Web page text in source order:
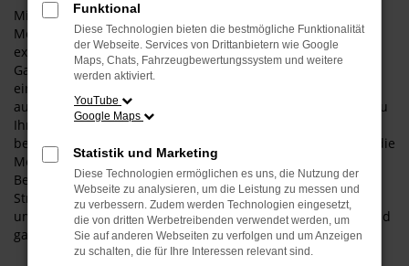
Mit einem Hyundai KONA Neuwagen gehen Sie für Ihre
Mobilität in Deggendorf auf Nummer sicher und steigen in
exakt das Fahrzeug, das Ihnen zusagt. Was das bedeutet?
Ganz konkret, dass wir Sie umfangreich beraten und zudem
einen Konfigurator anbieten. Entsprechend wählen Sie wie
aus einer „Speisekarte“ all die Extras und Ausstattung, die zu
Ihnen und zu Deggendorf passt. Darüber hinaus haben Sie
bei einem Hyundai KONA Neuwagen auch die Möglichkeit, die
Motorisierung und die Lackfarbe individuell festzulegen.
Bevor Sie in Ihr persönliches Modell steigen und auf den
Straßen von Deggendorf durchstarten, beraten wir Sie
umfangreich und stellen sicher, dass Ihre Wahl auch voll und
ganz zu Ihrem Fahrprofil passt.
Funktional
Diese Technologien bieten die bestmögliche Funktionalität
der Webseite. Services von Drittanbietern wie Google
Maps, Chats, Fahrzeugbewertungssystem und weitere
werden aktiviert.
YouTube
Google Maps
Statistik und Marketing
Diese Technologien ermöglichen es uns, die Nutzung der
Webseite zu analysieren, um die Leistung zu messen und
zu verbessern. Zudem werden Technologien eingesetzt,
die von dritten Werbetreibenden verwendet werden, um
Sie auf anderen Webseiten zu verfolgen und um Anzeigen
zu schalten, die für Ihre Interessen relevant sind.